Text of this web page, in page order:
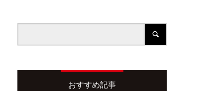
おすすめ記事